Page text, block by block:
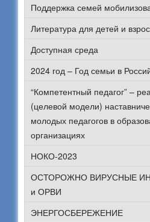
Поддержка семей
Литература для детей и
Доступная среда
2024 год – Год семьи в
“Компетентный педагог” –
(целевой модели)
молодых педагогов в
организациях
НОКО-2023
ОСТОРОЖНО ВИРУСНЫЕ
и ОРВИ
ЭНЕРГОСБЕРЕЖЕНИЕ